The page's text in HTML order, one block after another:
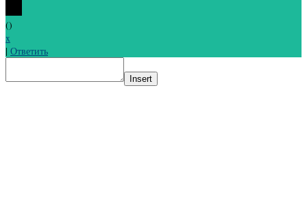
()
x
| Ответить
Insert